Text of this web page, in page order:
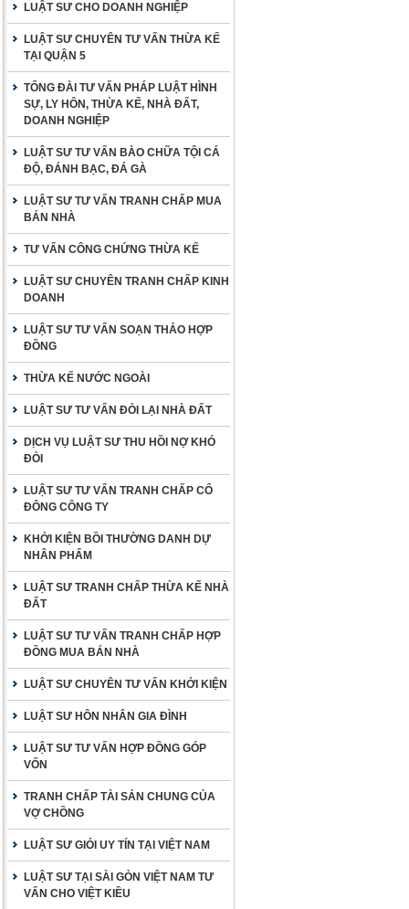
LUẬT SƯ CHO DOANH NGHIỆP
LUẬT SƯ CHUYÊN TƯ VẤN THỪA KẾ
TẠI QUẬN 5
TỔNG ĐÀI TƯ VẤN PHÁP LUẬT HÌNH
SỰ, LY HÔN, THỪA KẾ, NHÀ ĐẤT,
DOANH NGHIỆP
LUẬT SƯ TƯ VẤN BÀO CHỮA TỘI CÁ
ĐỘ, ĐÁNH BẠC, ĐÁ GÀ
LUẬT SƯ TƯ VẤN TRANH CHẤP MUA
BÁN NHÀ
TƯ VẤN CÔNG CHỨNG THỪA KẾ
LUẬT SƯ CHUYÊN TRANH CHẤP KINH
DOANH
LUẬT SƯ TƯ VẤN SOẠN THẢO HỢP
ĐỒNG
THỪA KẾ NƯỚC NGOÀI
LUẬT SƯ TƯ VẤN ĐÒI LẠI NHÀ ĐẤT
DỊCH VỤ LUẬT SƯ THU HỒI NỢ KHÓ
ĐÒI
LUẬT SƯ TƯ VẤN TRANH CHẤP CỔ
ĐÔNG CÔNG TY
KHỞI KIỆN BỒI THƯỜNG DANH DỰ
NHÂN PHẨM
LUẬT SƯ TRANH CHẤP THỪA KẾ NHÀ
ĐẤT
LUẬT SƯ TƯ VẤN TRANH CHẤP HỢP
ĐỒNG MUA BÁN NHÀ
LUẬT SƯ CHUYÊN TƯ VẤN KHỞI KIỆN
LUẬT SƯ HÔN NHÂN GIA ĐÌNH
LUẬT SƯ TƯ VẤN HỢP ĐỒNG GÓP
VỐN
TRANH CHẤP TÀI SẢN CHUNG CỦA
VỢ CHỒNG
LUẬT SƯ GIỎI UY TÍN TẠI VIỆT NAM
LUẬT SƯ TẠI SÀI GÒN VIỆT NAM TƯ
VẤN CHO VIỆT KIỀU